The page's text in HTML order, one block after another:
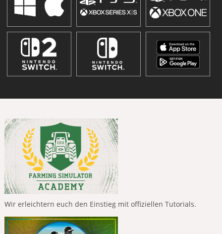
Wir erleichtern euch den Einstieg mit offiziellen Tutorials.